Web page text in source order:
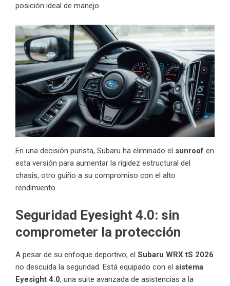
posición ideal de manejo.
En una decisión purista, Subaru ha eliminado el sunroof en
esta versión para aumentar la rigidez estructural del
chasis, otro guiño a su compromiso con el alto
rendimiento.
Seguridad Eyesight 4.0: sin
comprometer la protección
A pesar de su enfoque deportivo, el Subaru WRX tS 2026
no descuida la seguridad. Está equipado con el sistema
Eyesight 4.0, una suite avanzada de asistencias a la